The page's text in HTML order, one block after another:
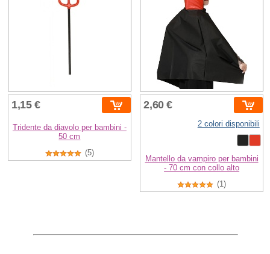
1,15 €
Tridente da diavolo per bambini -
50 cm
(5)
2,60 €
2 colori disponibili
Mantello da vampiro per bambini
- 70 cm con collo alto
(1)